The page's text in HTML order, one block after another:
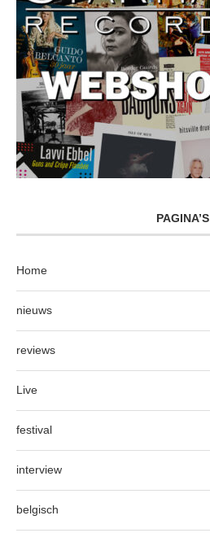
PAGINA’S
Home
nieuws
reviews
Live
festival
interview
belgisch